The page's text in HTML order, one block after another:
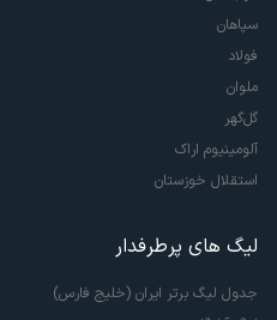
سپاهان
فولاد
ملوان
گل‌گهر
آلومینیوم اراک
استقلال خوزستان
لیگ های پرطرفدار
جدول لیگ برتر ایران (خلیج فارس)